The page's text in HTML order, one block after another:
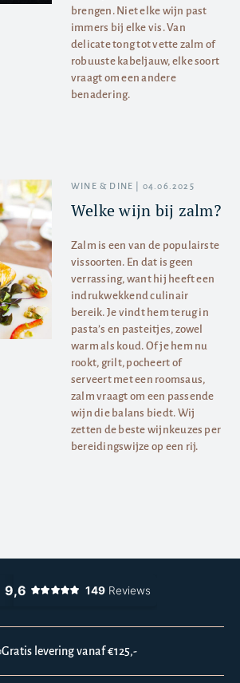
brengen. Niet elke wijn past
immers bij elke vis. Van
delicate tong tot vette zalm of
robuuste kabeljauw, elke soort
vraagt om een andere
benadering.
WINE & DINE | 04.06.2025
Welke wijn bij zalm?
Zalm is een van de populairste
vissoorten. En dat is geen
verrassing, want hij heeft een
indrukwekkend culinair
bereik. Je vindt hem terug in
pasta’s en pasteitjes, zowel
warm als koud. Of je hem nu
rookt, grilt, pocheert of
serveert met een roomsaus,
zalm vraagt om een passende
wijn die balans biedt. Wij
zetten de beste wijnkeuzes per
bereidingswijze op een rij.
Gratis levering vanaf €125,-